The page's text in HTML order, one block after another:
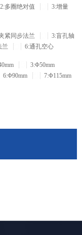
2:多圈绝对值
3:增量
紧同步法兰
3:盲孔轴
兰 6:通孔空心
3:Φ50mm
6:Φ90mm 7:Φ115mm